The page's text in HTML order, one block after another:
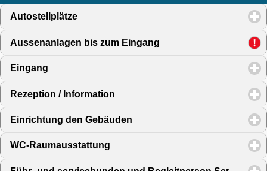
Autostellplätze
Aussenanlagen bis zum Eingang click to expand
Eingang
Rezeption / Information
Einrichtung den Gebäuden
WC-Raumausstattung